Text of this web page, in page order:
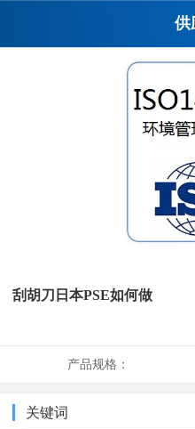
供
刮胡刀日本PSE如何做
产品规格：
关键词